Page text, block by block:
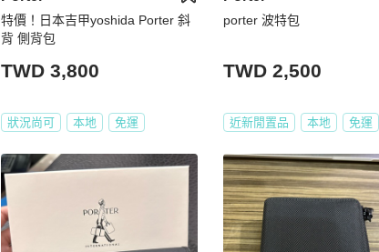
特價！日本吉甲yoshida Porter 斜
背 側背包
TWD 3,800
狀況尚可 本地 免運
porter 波特包
TWD 2,500
近新閒置品 本地 免運